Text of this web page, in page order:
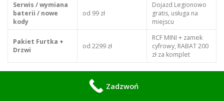
Serwis / wymiana
baterii / nowe
kody
od 99 zł
Dojazd Legionowo
gratis, usługa na
miejscu
Pakiet Furtka +
Drzwi
od 2299 zł
RCF MINI + zamek
cyfrowy, RABAT 200
zł za komplet
Dla wspólnot, deweloperów i firm: wyceny indywidualne. Duże zlecenia
Zadzwoń